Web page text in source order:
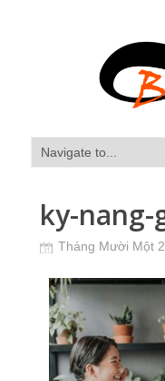
ky-nang-
Tháng Mười Một